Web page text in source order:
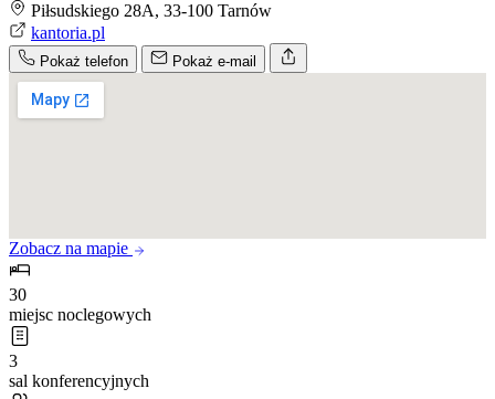
Piłsudskiego 28A, 33-100 Tarnów
kantoria.pl
Pokaż telefon Pokaż e-mail
Zobacz na mapie
30
miejsc noclegowych
3
sal konferencyjnych